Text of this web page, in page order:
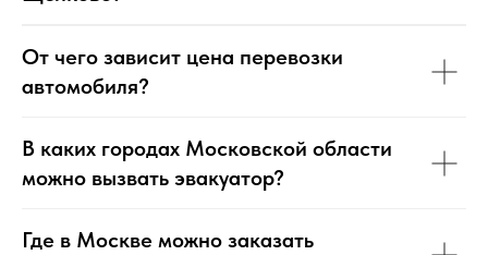
От чего зависит цена перевозки
автомобиля?
В каких городах Московской области
можно вызвать эвакуатор?
Где в Москве можно заказать